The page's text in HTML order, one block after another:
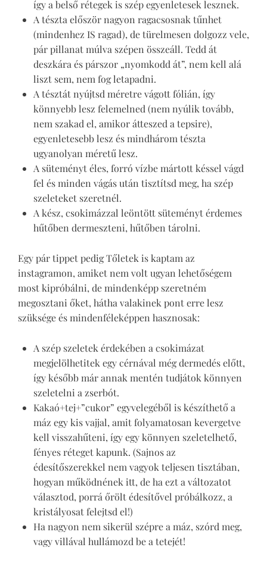
így a belső rétegek is szép egyenletesek lesznek.
A tészta először nagyon ragacsosnak tűnhet
(mindenhez IS ragad), de türelmesen dolgozz vele,
pár pillanat múlva szépen összeáll. Tedd át
deszkára és párszor „nyomkodd át”, nem kell alá
liszt sem, nem fog letapadni.
A tésztát nyújtsd méretre vágott fólián, így
könnyebb lesz felemelned (nem nyúlik tovább,
nem szakad el, amikor átteszed a tepsire),
egyenletesebb lesz és mindhárom tészta
ugyanolyan méretű lesz.
A süteményt éles, forró vízbe mártott késsel vágd
fel és minden vágás után tisztítsd meg, ha szép
szeleteket szeretnél.
A kész, csokimázzal leöntött süteményt érdemes
hűtőben dermeszteni, hűtőben tárolni.
Egy pár tippet pedig Tőletek is kaptam az
instagramon, amiket nem volt ugyan lehetőségem
most kipróbálni, de mindenképp szeretném
megosztani őket, hátha valakinek pont erre lesz
szüksége és mindenféleképpen hasznosak:
A szép szeletek érdekében a csokimázat
megjelölhetitek egy cérnával még dermedés előtt,
így később már annak mentén tudjátok könnyen
szeletelni a zserbót.
Kakaó+tej+”cukor” egyvelegéből is készíthető a
máz egy kis vajjal, amit folyamatosan kevergetve
kell visszahűteni, így egy könnyen szeletelhető,
fényes réteget kapunk. (Sajnos az
édesítőszerekkel nem vagyok teljesen tisztában,
hogyan működnének itt, de ha ezt a változatot
választod, porrá őrölt édesítővel próbálkozz, a
kristályosat felejtsd el!)
Ha nagyon nem sikerül szépre a máz, szórd meg,
vagy villával hullámozd be a tetejét!